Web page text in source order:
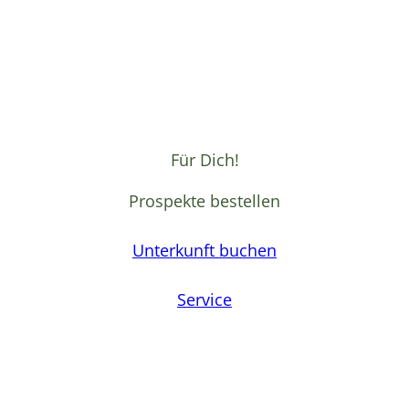
Für Dich!
Prospekte bestellen
Unterkunft buchen
Service